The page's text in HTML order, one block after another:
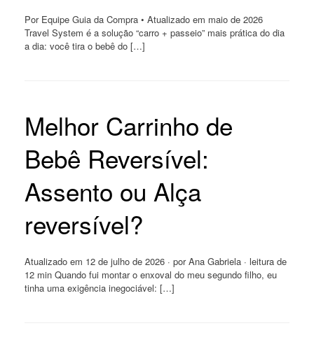
Por Equipe Guia da Compra • Atualizado em maio de 2026
Travel System é a solução “carro + passeio” mais prática do dia
a dia: você tira o bebê do […]
Melhor Carrinho de
Bebê Reversível:
Assento ou Alça
reversível?
Atualizado em 12 de julho de 2026 · por Ana Gabriela · leitura de
12 min Quando fui montar o enxoval do meu segundo filho, eu
tinha uma exigência inegociável: […]